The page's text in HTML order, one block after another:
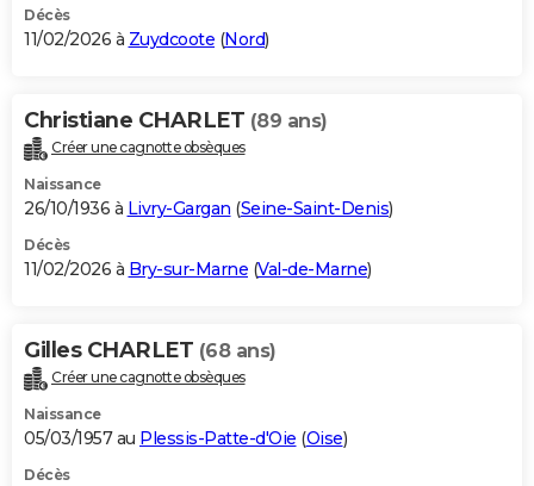
Décès
11/02/2026 à Zuydcoote (Nord)
Christiane CHARLET (89 ans)
Créer une cagnotte obsèques
Naissance
26/10/1936 à Livry-Gargan (Seine-Saint-Denis)
Décès
11/02/2026 à Bry-sur-Marne (Val-de-Marne)
Gilles CHARLET (68 ans)
Créer une cagnotte obsèques
Naissance
05/03/1957 au Plessis-Patte-d'Oie (Oise)
Décès